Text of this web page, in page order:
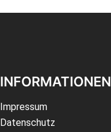
INFORMATIONEN
Impressum
Datenschutz